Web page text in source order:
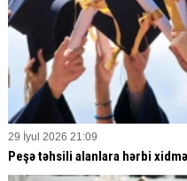
29 İyul 2026 21:09
Peşə təhsili alanlara hərbi